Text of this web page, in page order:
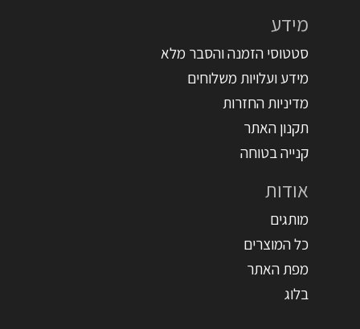
מידע
סטטוסי הזמנה והסבר מלא
מידע ועלויות משלוחים
מדיניות החזרות
תקנון האתר
קנייה בטוחה
אודות
מותגים
כל המוצרים
מפת האתר
בלוג